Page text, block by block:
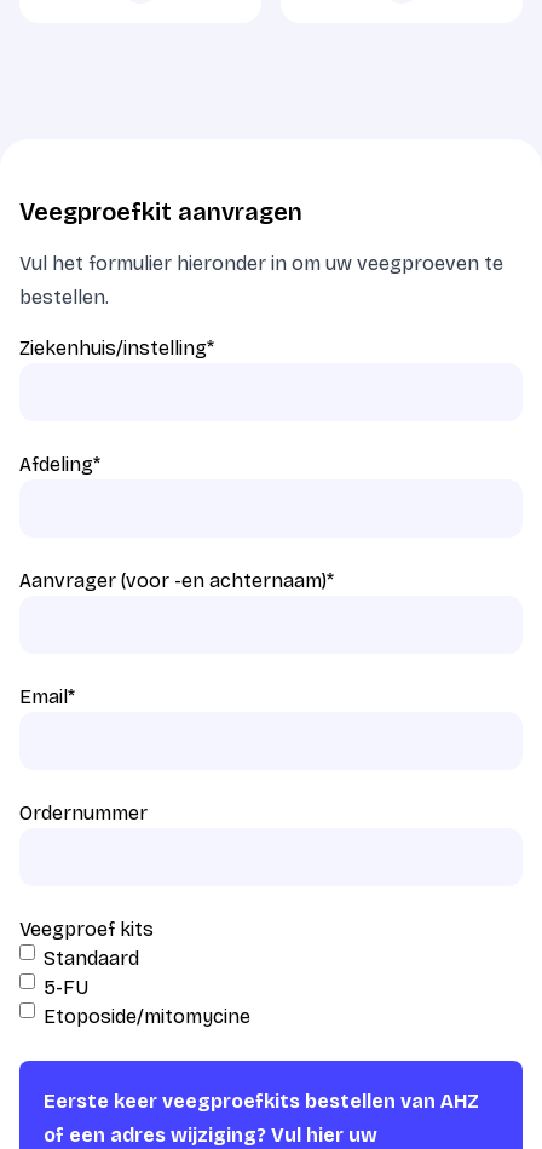
Veegproefkit aanvragen
Vul het formulier hieronder in om uw veegproeven te
bestellen.
Ziekenhuis/instelling*
Afdeling*
Aanvrager (voor -en achternaam)*
Email*
Ordernummer
Veegproef kits
Standaard
5-FU
Etoposide/mitomycine
Eerste keer veegproefkits bestellen van AHZ
of een adres wijziging? Vul hier uw